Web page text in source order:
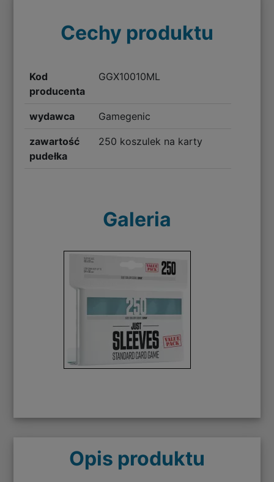
Cechy produktu
Kod
producenta
GGX10010ML
wydawca Gamegenic
zawartość
pudełka
250 koszulek na karty
Galeria
Opis produktu